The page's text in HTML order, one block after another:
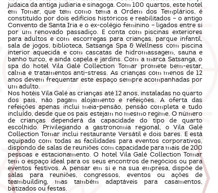
judaica da antiga judiaria e sinagoga. Com 100 quartos, este hotel
em Tomar, que tem como tema a Ordem dos Templários, é
constituído por dois edifícios históricos e reabilitados – o antigo
Convento de Santa Iria e o ex-colégio feminino – ligados entre si
por um renovado passadiço. E conta com piscinas exteriores
para adultos e com escorregas para crianças, parque infantil,
sala de jogos, biblioteca, Satsanga Spa & Wellness com piscina
interior aquecida e com cascatas de hidromassagem, sauna e
banho turco, e ainda capela e jardins. Com a marca Satsanga, o
spa do hotel Vila Galé Collection Tomar promete bem-estar,
calma e tratamentos anti-stress. As crianças com menos de 12
anos devem frequentar este espaço sempre acompanhadas por
um adulto.
Nos hotéis Vila Galé as crianças até 12 anos, instaladas no quarto
dos pais, não pagam alojamento e refeições. A oferta das
refeições apenas inclui meia-pensão, pensão completa e tudo
incluído, desde que os pais estejam no mesmo regime. O número
de crianças dependerá da capacidade do tipo de quarto
escolhido. Privilegiando a gastronomia regional, o Vila Galé
Collection Tomar inclui restaurante Versátil e dois bares. E está
equipado com todas as facilidades para eventos corporativos,
dispondo de salas de reuniões com capacidade para mais de 200
pessoas e estacionamento. O hotel Vila Galé Collection Tomar
tem o espaço ideal para os seus encontros de negócios ou para
eventos festivos. A pensar em si e na sua empresa, dispõe de
salas para reuniões, congressos, eventos ou ações de
teambuilding, mas também adaptáveis para casamentos,
batizados ou festas.